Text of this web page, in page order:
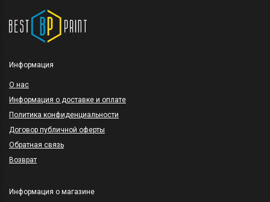
Информация
O нас
Информация о доставке и оплате
Политика конфиденциальности
Договор публичной оферты
Обратная связь
Возврат
Информация о магазине